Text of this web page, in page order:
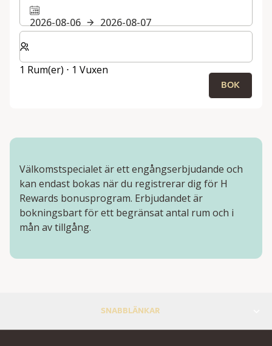
2026-08-06
2026-08-07
Välj antal rum och gäster för din vistelse
1 Rum(er) ⋅ 1 Vuxen
BOK
Välkomstspecialet är ett engångserbjudande och
kan endast bokas när du registrerar dig för H
Rewards bonusprogram. Erbjudandet är
bokningsbart för ett begränsat antal rum och i
mån av tillgång.
SNABBLÄNKAR